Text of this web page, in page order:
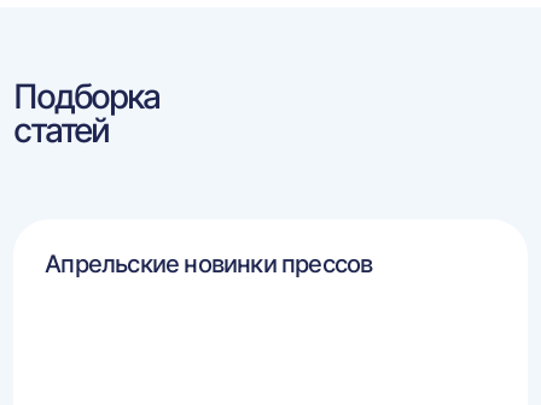
Подборка
статей
Апрельские новинки прессов